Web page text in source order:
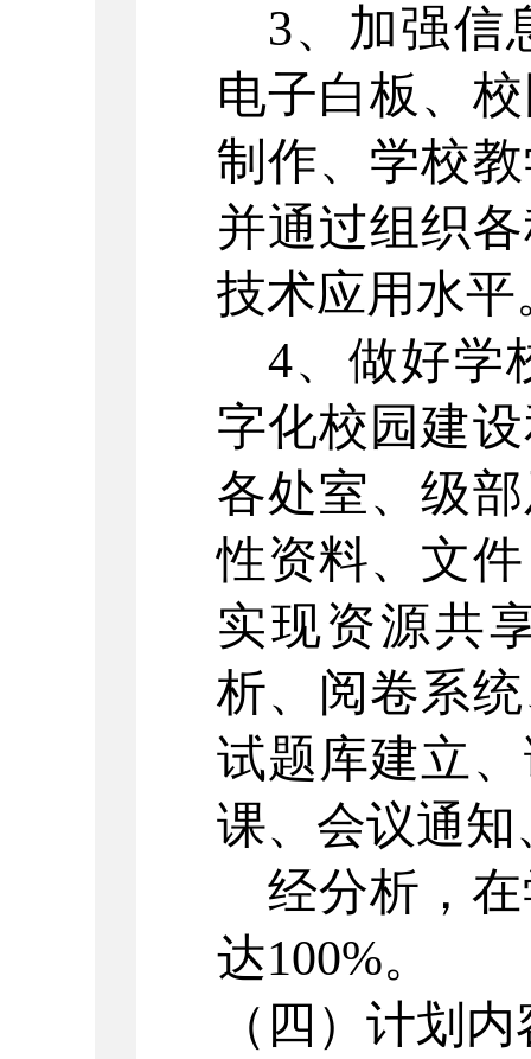
3、加强信
电子白板、
制作、学校
并通过组织
技术应用水平
4、做好学
字化校园建
各处室、级
性资料、文
实现资源共
析、阅卷系
试题库建立
课、会议通
经分析，
达100%。
（四） 计划内